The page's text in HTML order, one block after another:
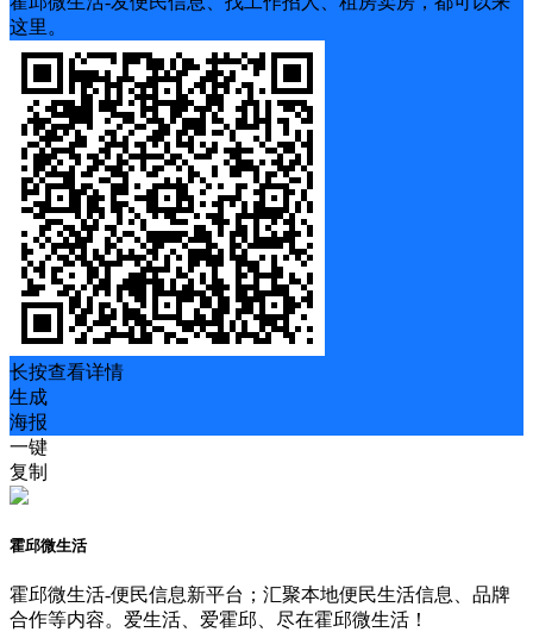
这里。
长按查看详情
生成
海报
一键
复制
霍邱微生活
霍邱微生活-便民信息新平台；汇聚本地便民生活信息、品牌
合作等内容。爱生活、爱霍邱、尽在霍邱微生活！